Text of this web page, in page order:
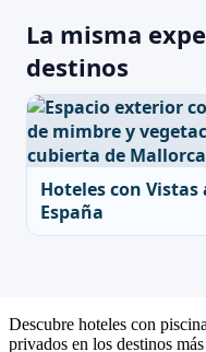
La misma
destinos
Hoteles con Vistas
España
Descubre hoteles con
privados en los destinos